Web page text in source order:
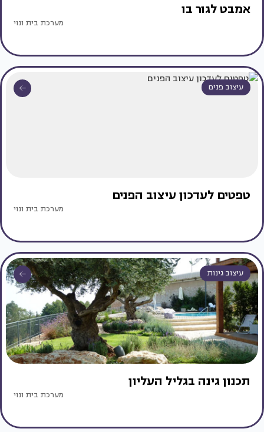
אמבט לגור בו
מערכת בית ונוי
עיצוב פנים
טפטים לעדכון עיצוב הפנים
מערכת בית ונוי
עיצוב גינות
תכנון גינה בגליל העליון
מערכת בית ונוי